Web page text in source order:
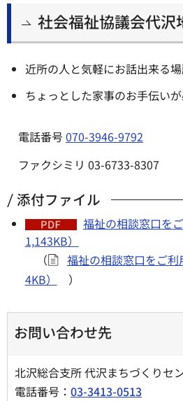
社会福祉協議会代沢
近所の人と気軽にお話出来る
ちょっとした家事のお手伝い
電話番号070-3946-9792
ファクシミリ 03-6733-8307
添付ファイル
福祉の相談窓口を
1,143KB）
（
福祉の相談窓口をご利
4KB）
）
お問い合わせ先
北沢総合支所 代沢まちづくりセ
電話番号： 03-3413-0513